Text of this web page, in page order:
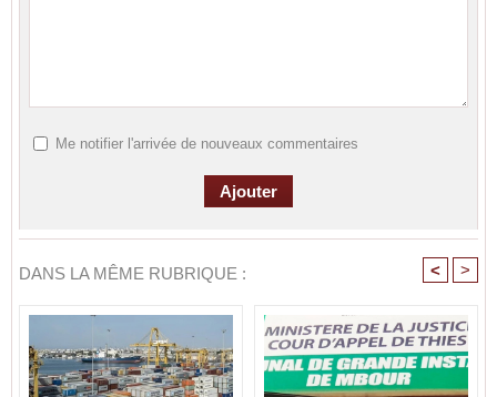
Me notifier l'arrivée de nouveaux commentaires
DANS LA MÊME RUBRIQUE : < >